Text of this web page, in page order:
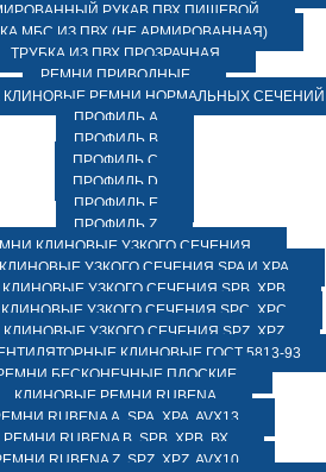
РУКАВ ПВХ ПИЩЕВОЙ
МБС ИЗ ПВХ (НЕ АРМИРОВАННАЯ)
ТРУБКА ИЗ ПВХ ПРОЗРАЧНАЯ
РЕМНИ ПРИВОДНЫЕ
РЕМНИ НОРМАЛЬНЫХ СЕЧЕНИЙ
ПРОФИЛЬ A
ПРОФИЛЬ B
ПРОФИЛЬ C
ПРОФИЛЬ D
ПРОФИЛЬ E
ПРОФИЛЬ Z
КЛИНОВЫЕ УЗКОГО СЕЧЕНИЯ
УЗКОГО СЕЧЕНИЯ SPA И XPA
УЗКОГО СЕЧЕНИЯ SPB, XPB
УЗКОГО СЕЧЕНИЯ SPC, XPC
УЗКОГО СЕЧЕНИЯ SPZ, XPZ
КЛИНОВЫЕ ГОСТ 5813-93
БЕСКОНЕЧНЫЕ ПЛОСКИЕ
КЛИНОВЫЕ РЕМНИ RUBENA
RUBENA А, SPA, XPA, AVX13
РЕМНИ RUBENA В, SPВ, ХPВ, ВХ
RUBENA Z, SPZ, XPZ, AVX10